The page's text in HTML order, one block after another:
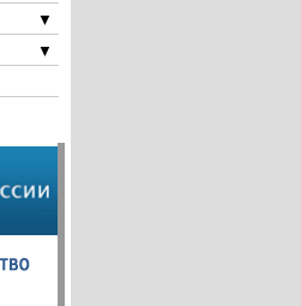
▼
▼